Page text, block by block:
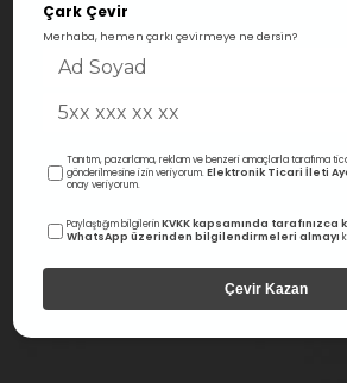
Çark Çevir
Merhaba, hemen çarkı çevirmeye ne dersin?
Tanıtım, pazarlama, reklam ve benzeri amaçlarla tarafıma
gönderilmesine izin veriyorum.Elektronik Ticari İleti
onay veriyorum.
Paylaştığım bilgilerinKVKK kapsamında tarafınızca
WhatsApp üzerinden bilgilendirmeleri almayı
Çevir Kazan